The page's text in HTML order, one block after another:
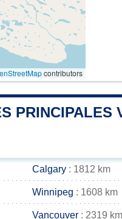
contributors
PRINCIPALES
Calgary : 1812 km
Winnipeg : 1608 km
Vancouver : 2319 km